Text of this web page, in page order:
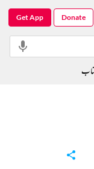
Get App Donate